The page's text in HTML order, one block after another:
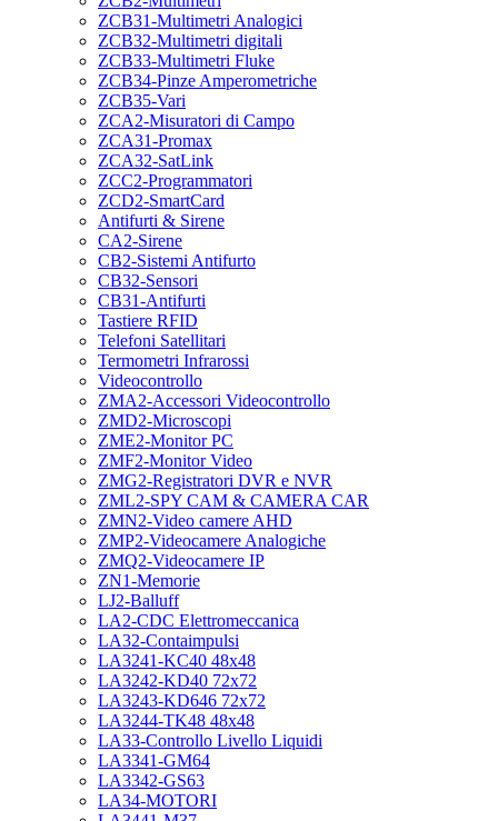
ZCB31-Multimetri Analogici
ZCB32-Multimetri digitali
ZCB33-Multimetri Fluke
ZCB34-Pinze Amperometriche
ZCB35-Vari
ZCA2-Misuratori di Campo
ZCA31-Promax
ZCA32-SatLink
ZCC2-Programmatori
ZCD2-SmartCard
Antifurti & Sirene
CA2-Sirene
CB2-Sistemi Antifurto
CB32-Sensori
CB31-Antifurti
Tastiere RFID
Telefoni Satellitari
Termometri Infrarossi
Videocontrollo
ZMA2-Accessori Videocontrollo
ZMD2-Microscopi
ZME2-Monitor PC
ZMF2-Monitor Video
ZMG2-Registratori DVR e NVR
ZML2-SPY CAM & CAMERA CAR
ZMN2-Video camere AHD
ZMP2-Videocamere Analogiche
ZMQ2-Videocamere IP
ZN1-Memorie
LJ2-Balluff
LA2-CDC Elettromeccanica
LA32-Contaimpulsi
LA3241-KC40 48x48
LA3242-KD40 72x72
LA3243-KD646 72x72
LA3244-TK48 48x48
LA33-Controllo Livello Liquidi
LA3341-GM64
LA3342-GS63
LA34-MOTORI